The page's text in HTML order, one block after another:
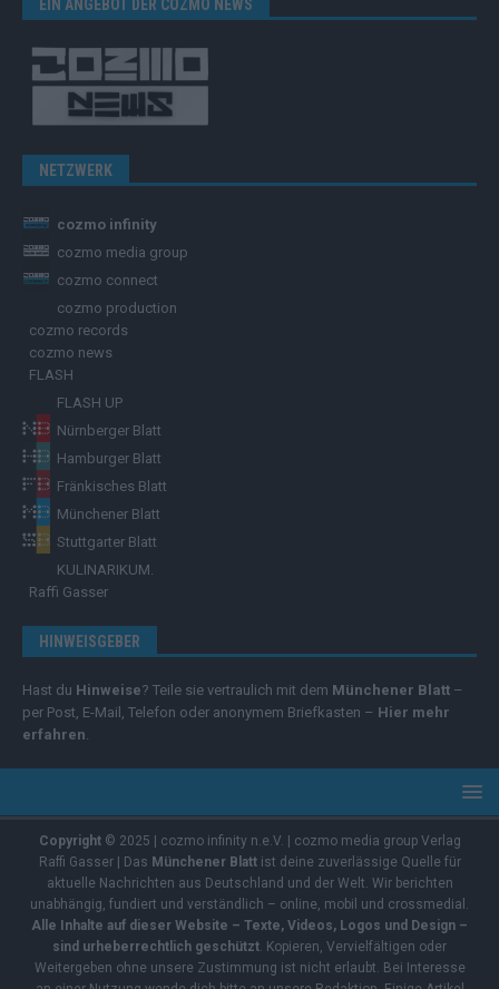
EIN ANGEBOT DER COZMO NEWS
NETZWERK
cozmo infinity
cozmo media group
cozmo connect
cozmo production
cozmo records
cozmo news
FLASH
FLASH UP
Nürnberger Blatt
Hamburger Blatt
Fränkisches Blatt
Münchener Blatt
Stuttgarter Blatt
KULINARIKUM.
Raffi Gasser
HINWEISGEBER
Hast du Hinweise? Teile sie vertraulich mit dem Münchener Blatt –
per Post, E-Mail, Telefon oder anonymem Briefkasten – Hier mehr
erfahren
Copyright© 2025 | cozmo infinity n.e.V. | cozmo media group Verlag
Raffi Gasser | Das Münchener Blattist deine zuverlässige Quelle für
aktuelle Nachrichten aus Deutschland und der Welt. Wir berichten
unabhängig, fundiert und verständlich – online, mobil und crossmedial.
Alle Inhalte auf dieser Website – Texte, Videos, Logos und Design –
sind urheberrechtlich geschützt . Kopieren, Vervielfältigen oder
Weitergeben ohne unsere Zustimmung ist nicht erlaubt. Bei Interesse